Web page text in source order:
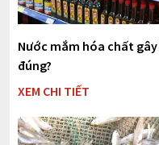
Nước mắm hóa chất
đúng?
XEM CHI TIẾT